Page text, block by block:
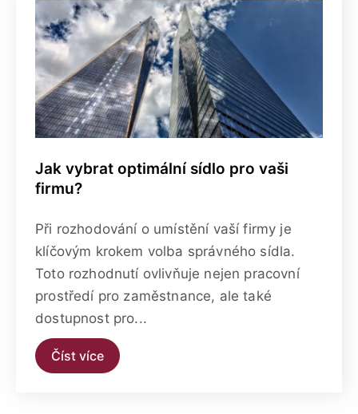
Jak vybrat optimální sídlo pro vaši
firmu?
Při rozhodování o umístění vaší firmy je
klíčovým krokem volba správného sídla.
Toto rozhodnutí ovlivňuje nejen pracovní
prostředí pro zaměstnance, ale také
dostupnost pro...
Číst více